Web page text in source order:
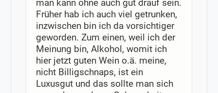
man kann ohne auch gut drauf sein.
Früher hab ich auch viel getrunken,
inzwischen bin ich da vorsichtiger
geworden. Zum einen, weil ich der
Meinung bin, Alkohol, womit ich
hier jetzt guten Wein o.ä. meine,
nicht Billigschnaps, ist ein
Luxusgut und das sollte man sich